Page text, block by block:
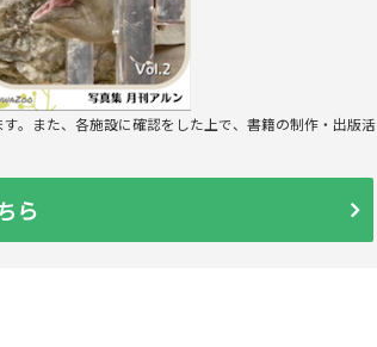
。また、各施設に確認をした上で、書籍の制作・出版活
ら